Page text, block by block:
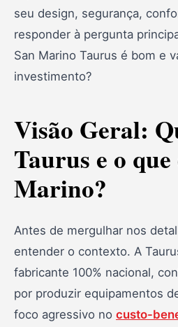
seu design, segurança,
responder à pergunta
San Marino Taurus é bom e
investimento?
Visão Geral:
Taurus e o que
Marino?
Antes de mergulhar nos
entender o contexto. A
fabricante 100% nacional,
por produzir equipamentos
foco agressivo no custo-